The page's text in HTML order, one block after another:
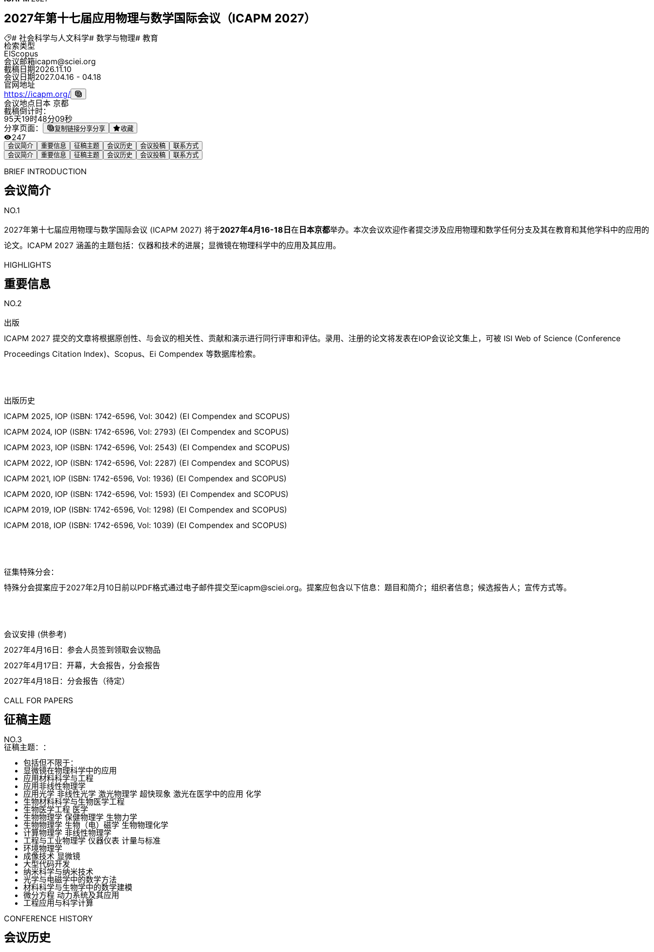
2027年第十七届应用物理与数学国际会议（ICAPM 2027）
# 社会科学与人文科学# 数学与物理# 教育
检索类型
EIScopus
会议邮箱icapm@sciei.org
截稿日期2026.11.10
会议日期2027.04.16 - 04.18
官网地址
https://icapm.org/
会议地点日本 京都
截稿倒计时：
95天19时48分09秒
分享页面：
复制链接分享分享 收藏
247
会议简介 重要信息 征稿主题 会议历史 会议投稿
联系方式
会议简介
重要信息 征稿主题 会议历史 会议投稿 联系方式
BRIEF INTRODUCTION
会议简介
NO.1
2027年第十七届应用物理与数学国际会议 (ICAPM 2027) 将于2027年4月16-18日在 日本京都举办。本次会议欢迎作者提交涉及应用物理和数学任何分支及其在教育和其他学科中的应用的
论文。ICAPM 2027 涵盖的主题包括：仪器和技术的进展；显微镜在物理科学中的应用及其应用。
HIGHLIGHTS
重要信息
NO.2
出版
ICAPM 2027 提交的文章将根据原创性、与会议的相关性、贡献和演示进行同行评审和评估。录用、注册的论文将发表在IOP会议论文集上，可被 ISI Web of Science (Conference
Proceedings Citation Index)、Scopus、Ei Compendex 等数据库检索。
出版历史
ICAPM 2025, IOP (ISBN: 1742-6596, Vol: 3042) (EI Compendex and SCOPUS)
ICAPM 2024, IOP (ISBN: 1742-6596, Vol: 2793) (EI Compendex and SCOPUS)
ICAPM 2023, IOP (ISBN: 1742-6596, Vol: 2543) (EI Compendex and SCOPUS)
ICAPM 2022, IOP (ISBN: 1742-6596, Vol: 2287) (EI Compendex and SCOPUS)
ICAPM 2021, IOP (ISBN: 1742-6596, Vol: 1936) (EI Compendex and SCOPUS)
ICAPM 2020, IOP (ISBN: 1742-6596, Vol: 1593) (EI Compendex and SCOPUS)
ICAPM 2019, IOP (ISBN: 1742-6596, Vol: 1298) (EI Compendex and SCOPUS)
ICAPM 2018, IOP (ISBN: 1742-6596, Vol: 1039) (EI Compendex and SCOPUS)
征集特殊分会：
特殊分会提案应于2027年2月10日前以PDF格式通过电子邮件提交至icapm@sciei.org。提案应包含以下信息：题目和简介；组织者信息；候选报告人；宣传方式等。
会议安排 (供参考)
2027年4月16日：参会人员签到领取会议物品
2027年4月17日：开幕，大会报告，分会报告
2027年4月18日：分会报告（待定）
CALL FOR PAPERS
征稿主题
NO.3
征稿主题：：
包括但不限于：
显微镜在物理科学中的应用
应用材料科学与工程
应用非线性物理学
应用光学 非线性光学 激光物理学 超快现象 激光在医学中的应用 化学
生物材料科学与生物医学工程
生物医学工程 医学
生物物理学 保健物理学 生物力学
生物物理学 生物（电）磁学 生物物理化学
计算物理学 非线性物理学
工程与工业物理学 仪器仪表 计量与标准
环境物理学
成像技术 显微镜
大型代码开发
纳米科学与纳米技术
光学与电磁学中的数学方法
材料科学与生物学中的数学建模
微分方程 动力系统及其应用
工程应用与科学计算
CONFERENCE HISTORY
会议历史